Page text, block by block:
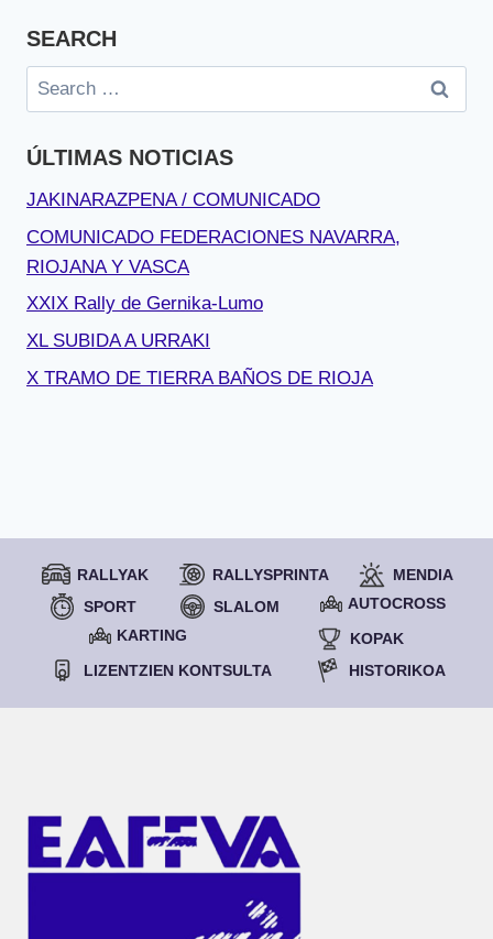
SEARCH
Search
for:
ÚLTIMAS NOTICIAS
JAKINARAZPENA / COMUNICADO
COMUNICADO FEDERACIONES NAVARRA,
RIOJANA Y VASCA
XXIX Rally de Gernika-Lumo
XL SUBIDA A URRAKI
X TRAMO DE TIERRA BAÑOS DE RIOJA
RALLYAK RALLYSPRINTA
MENDIA
SPORT
SLALOM
AUTOCROSS
KARTING
KOPAK
LIZENTZIEN KONTSULTA
HISTORIKOA